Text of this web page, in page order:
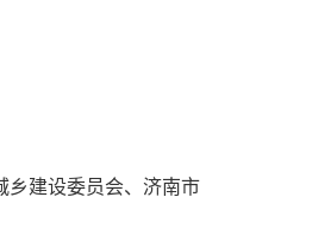
建设委员会、济南市